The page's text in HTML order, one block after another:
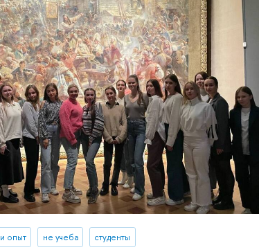
опыт не учеба студенты